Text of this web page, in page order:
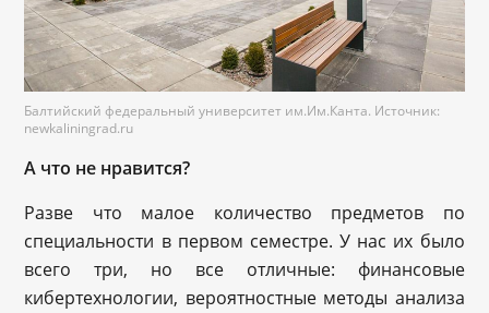
Балтийский федеральный университет им.Им.Канта. Источник:
newkaliningrad.ru
А что не нравится?
Разве что малое количество предметов по
специальности в первом семестре. У нас их было
всего три, но все отличные: финансовые
кибертехнологии, вероятностные методы анализа